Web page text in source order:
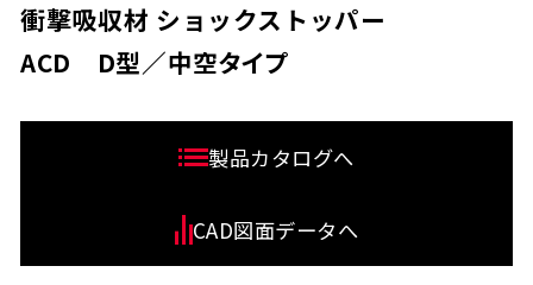
衝撃吸収材 ショックストッパー
ACD D型／中空タイプ
製品カタログへ
CAD図面データへ